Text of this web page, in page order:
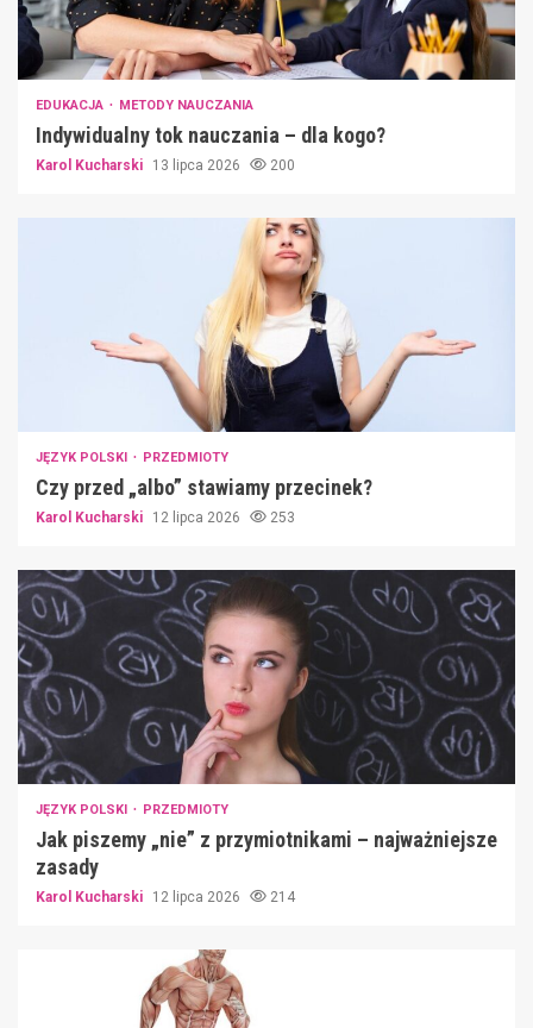
EDUKACJA METODY NAUCZANIA
Indywidualny tok nauczania – dla kogo?
Karol Kucharski 13 lipca 2026 200
JĘZYK POLSKI PRZEDMIOTY
Czy przed „albo” stawiamy przecinek?
Karol Kucharski 12 lipca 2026 253
JĘZYK POLSKI PRZEDMIOTY
Jak piszemy „nie” z przymiotnikami – najważniejsze
zasady
Karol Kucharski 12 lipca 2026 214